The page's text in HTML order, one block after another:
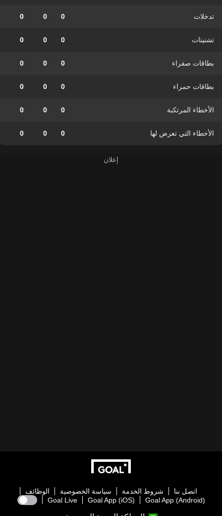
تدخلات 0
0
0
تشتيتات 0
0
0
بطاقات صفراء 0
0
0
بطاقات حمراء 0
0
0
الأخطاء المرتكبة 0
0
0
الأخطاء التي تعرض لها 0
0
0
اتصل بنا شروط الخدمة سياسة الخصوصية
الوظائف
Goal App (Android)
Goal App (iOS)
Goal Live